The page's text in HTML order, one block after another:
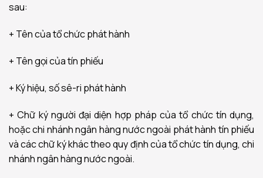
sau:
+ Tên của tổ chức phát hành
+ Tên gọi của tín phiếu
+ Ký hiệu, số sê-ri phát hành
+ Chữ ký người đại diện hợp pháp của tổ chức tín dụng,
hoặc chi nhánh ngân hàng nước ngoài phát hành tín phiếu
và các chữ ký khác theo quy định của tổ chức tín dụng, chi
nhánh ngân hàng nước ngoài.